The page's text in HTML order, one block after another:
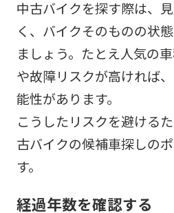
中古バイクを探す際は、
く、バイクそのものの状
ましょう。たとえ人気の
や故障リスクが高ければ
能性があります。
こうしたリスクを避ける
古バイクの候補車探しの
す。
経過年数を確認する